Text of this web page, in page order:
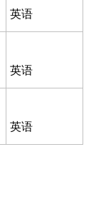
英语
英语
英语